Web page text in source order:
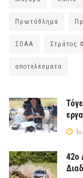
Πρωτάθλημα
ΣΟΑΑ Στράτος
αποτελέσματα
42ο